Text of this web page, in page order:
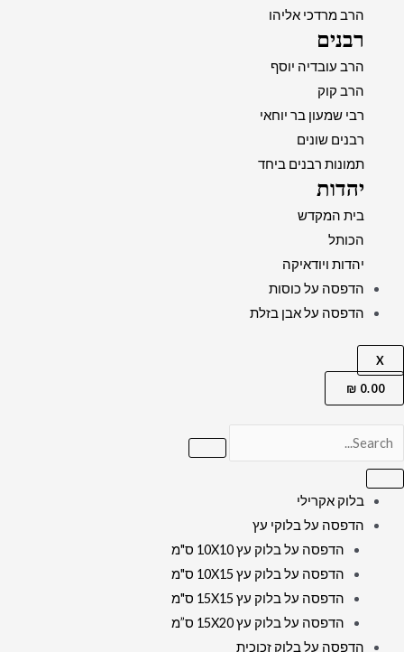
הרב מרדכי אליהו
רבנים
הרב עובדיה יוסף
הרב קוק
רבי שמעון בר יוחאי
רבנים שונים
תמונות רבנים ביחד
יהדות
בית המקדש
הכותל
יהדות ויודאיקה
הדפסה על כוסות
הדפסה על אבן בזלת
X
0.00
₪
בלוק אקרילי
הדפסה על בלוקי עץ
הדפסה על בלוק עץ 10X10 ס"מ
הדפסה על בלוק עץ 10X15 ס"מ
הדפסה על בלוק עץ 15X15 ס"מ
הדפסה על בלוק עץ 15X20 ס”מ
הדפסה על בלוק זכוכית